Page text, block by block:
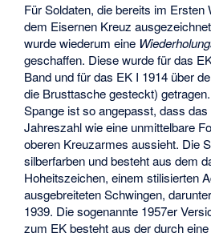
Für Soldaten, die bereits im Ersten
dem Eisernen Kreuz
wurde wiederum eine
geschaffen. Diese wurde für das
Band und für das EK I 1914 über
die Brusttasche gesteckt)
Spange ist so angepasst, dass
Jahreszahl wie eine unmittelbare
oberen Kreuzarmes aussieht. Die
silberfarben und besteht aus dem
Hoheitszeichen, einem stilisierten
ausgebreiteten Schwingen,
1939. Die sogenannte 1957er
zum EK besteht aus der durch